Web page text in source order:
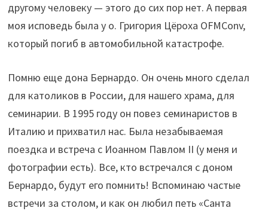
другому человеку — этого до сих пор нет. А первая
моя исповедь была у о. Григория Цёроха OFMConv,
который погиб в автомобильной катастрофе.
Помню еще дона Бернардо. Он очень много сделал
для католиков в России, для нашего храма, для
семинарии. В 1995 году он повез семинаристов в
Италию и прихватил нас. Была незабываемая
поездка и встреча с Иоанном Павлом II (у меня и
фотографии есть). Все, кто встречался с доном
Бернардо, будут его помнить! Вспоминаю частые
встречи за столом, и как он любил петь «Санта